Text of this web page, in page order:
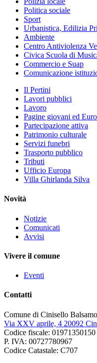
Politica sociale
Sport
Urbanistica, Edilizia
Ambiente
Centro Antiviolenza
Civica Scuola di
Commercio e Suap
Comunicazione
Il Pertini
Lavori pubblici
Lavoro
Pagine giovani ed
Partecipazione attiva
Patrimonio culturale
Servizi funebri
Trasporto pubblico
Tributi
Ufficio Europa
Villa Ghirlanda Silva
Novità
Notizie
Comunicati
Avvisi
Vivere il comune
Eventi
Contatti
Comune di Cinisello Balsamo
Via XXV aprile, 4 20092
Codice fiscale: 01971350150
P. IVA: 00727780967
Codice Catastale: C707